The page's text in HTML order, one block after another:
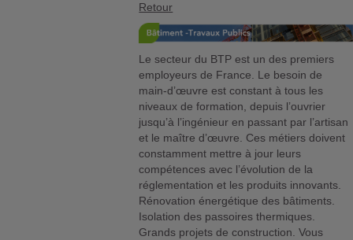
Retour
Le secteur du BTP est un des premiers
employeurs de France. Le besoin de
main-d’œuvre est constant à tous les
niveaux de formation, depuis l’ouvrier
jusqu’à l’ingénieur en passant par l’artisan
et le maître d’œuvre. Ces métiers doivent
constamment mettre à jour leurs
compétences avec l’évolution de la
réglementation et les produits innovants.
Rénovation énergétique des bâtiments.
Isolation des passoires thermiques.
Grands projets de construction. Vous